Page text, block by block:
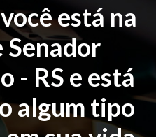
está na
Senador
- RS e está
algum tipo